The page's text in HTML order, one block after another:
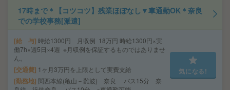
17時まで＊【コツコツ】残業ほぼなし▼車通勤OK＊奈良
での学校事務[派遣]
給 与 時給1300円 月収例 18万円 時給1300円×実
働7h×週5日×4週 ※月収例を保証するものではありませ
ん。
交通費 1ヶ月3万円を上限として実費支給
勤務地 関西本線(亀山－難波) 奈良 バス15分 奈
気になる!